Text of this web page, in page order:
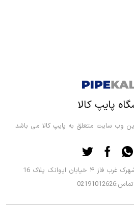
پایپ کالا
وب سایت متعلق به پایپ کالا می باشد
ایوانک پلاک 16